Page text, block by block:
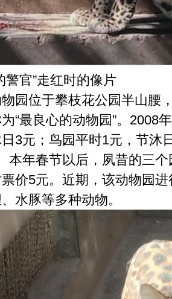
警官”走红时的像片
园位于攀枝花公园半山腰
“最良心的动物园”。2008
3元；鸟园平时1元，节沐
本年春节以后，夙昔的三
价5元。近期，该动物园
水豚等多种动物。